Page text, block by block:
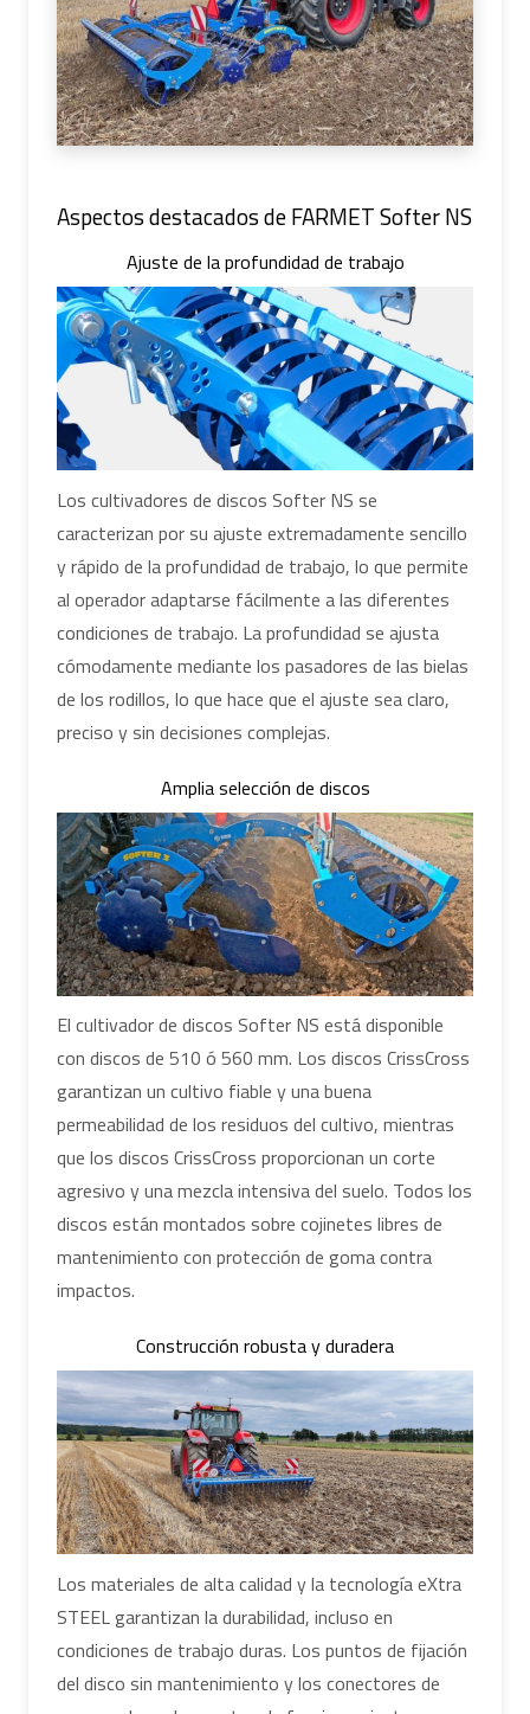
Aspectos destacados de FARMET Softer NS
Ajuste de la profundidad de trabajo
Los cultivadores de discos Softer NS se
caracterizan por su ajuste extremadamente sencillo
y rápido de la profundidad de trabajo, lo que permite
al operador adaptarse fácilmente a las diferentes
condiciones de trabajo. La profundidad se ajusta
cómodamente mediante los pasadores de las bielas
de los rodillos, lo que hace que el ajuste sea claro,
preciso y sin decisiones complejas.
Amplia selección de discos
El cultivador de discos Softer NS está disponible
con discos de 510 ó 560 mm. Los discos CrissCross
garantizan un cultivo fiable y una buena
permeabilidad de los residuos del cultivo, mientras
que los discos CrissCross proporcionan un corte
agresivo y una mezcla intensiva del suelo. Todos los
discos están montados sobre cojinetes libres de
mantenimiento con protección de goma contra
impactos.
Construcción robusta y duradera
Los materiales de alta calidad y la tecnología eXtra
STEEL garantizan la durabilidad, incluso en
condiciones de trabajo duras. Los puntos de fijación
del disco sin mantenimiento y los conectores de